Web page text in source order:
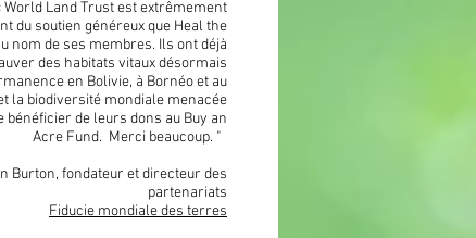
World Land Trust est extrêmement
du soutien généreux que Heal the
nom de ses membres. Ils ont déjà
des habitats vitaux désormais
en Bolivie, à Bornéo et au
la biodiversité mondiale menacée
bénéficier de leurs dons au Buy an
Acre Fund. Merci beaucoup. "
Burton, fondateur et directeur des
partenariats
Fiducie mondiale des terres